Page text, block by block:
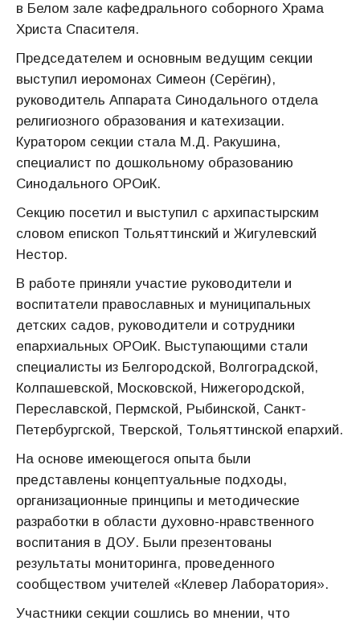
в Белом зале кафедрального соборного Храма
Христа Спасителя.
Председателем и основным ведущим секции
выступил иеромонах Симеон (Серёгин),
руководитель Аппарата Синодального отдела
религиозного образования и катехизации.
Куратором секции стала М.Д. Ракушина,
специалист по дошкольному образованию
Синодального ОРОиК.
Секцию посетил и выступил с архипастырским
словом епископ Тольяттинский и Жигулевский
Нестор.
В работе приняли участие руководители и
воспитатели православных и муниципальных
детских садов, руководители и сотрудники
епархиальных ОРОиК. Выступающими стали
специалисты из Белгородской, Волгоградской,
Колпашевской, Московской, Нижегородской,
Переславской, Пермской, Рыбинской, Санкт-
Петербургской, Тверской, Тольяттинской епархий.
На основе имеющегося опыта были
представлены концептуальные подходы,
организационные принципы и методические
разработки в области духовно-нравственного
воспитания в ДОУ. Были презентованы
результаты мониторинга, проведенного
сообществом учителей «Клевер Лаборатория».
Участники секции сошлись во мнении, что